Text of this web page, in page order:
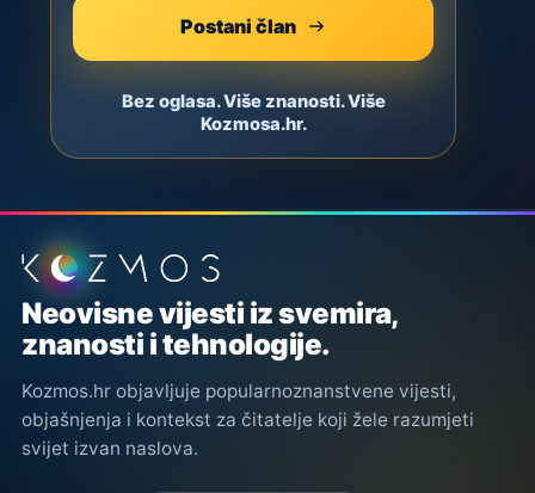
Postani član
Bez oglasa. Više znanosti. Više
Kozmosa.hr.
Podnožje stranice
Neovisne vijesti iz svemira,
znanosti i tehnologije.
Kozmos.hr objavljuje popularnoznanstvene vijesti,
objašnjenja i kontekst za čitatelje koji žele razumjeti
svijet izvan naslova.